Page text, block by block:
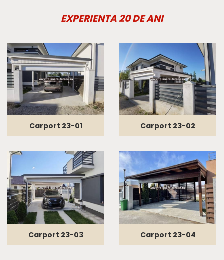
EXPERIENTA 20 DE ANI
Carport 23-01 Carport 23-02
Carport 23-03 Carport 23-04